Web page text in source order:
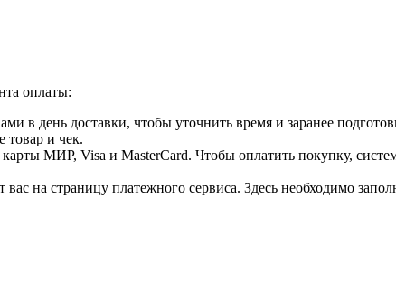
оплаты:
в день доставки, чтобы уточнить время и заранее
товар и чек.
МИР, Visa и MasterCard. Чтобы оплатить покупку,
на страницу платежного сервиса. Здесь необходимо